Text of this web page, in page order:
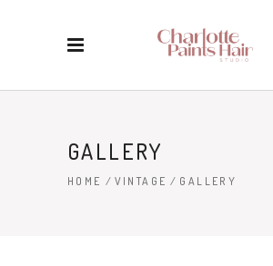
GALLERY
HOME / VINTAGE / GALLERY